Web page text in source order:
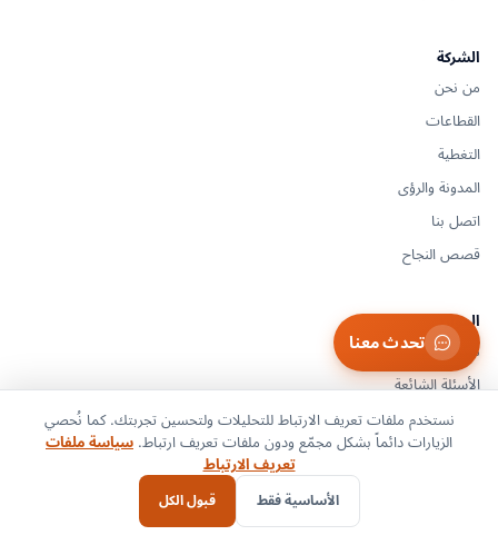
الشركة
من نحن
القطاعات
التغطية
المدونة والرؤى
اتصل بنا
قصص النجاح
الموارد
مركز الدعم
الأسئلة الشائعة
المستندات والأدلة
المسرد
تحدث معنا
نستخدم ملفات تعريف الارتباط للتحليلات ولتحسين تجربتك. كما نُحصي
الزيارات دائماً بشكل مجمّع ودون ملفات تعريف ارتباط. سياسة ملفات
تعريف الارتباط
الأساسية فقط قبول الكل